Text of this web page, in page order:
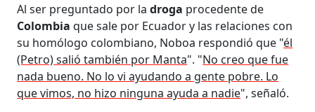
Al ser preguntado por ladroga procedente de
Colombiaque sale por Ecuador y las relaciones con
su homólogo colombiano, Noboa respondió que "él
(Petro) salió también por Manta". "No creo que fue
nada bueno. No lo vi ayudando a gente pobre. Lo
que vimos, no hizo ninguna ayuda a nadie", señaló.